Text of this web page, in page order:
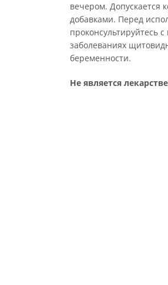
вечером. Допускается
добавками. Перед
проконсультируйтесь
заболеваниях
беременности.
Не является